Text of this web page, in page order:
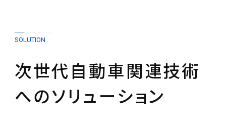
SOLUTION
次世代自動車関連技術
へのソリューション